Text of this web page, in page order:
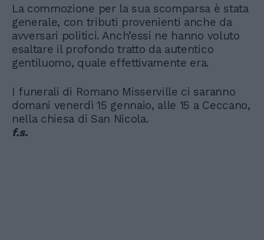
La commozione per la sua scomparsa è stata
generale, con tributi provenienti anche da
avversari politici. Anch’essi ne hanno voluto
esaltare il profondo tratto da autentico
gentiluomo, quale effettivamente era.
I funerali di Romano Misserville ci saranno
domani venerdì 15 gennaio, alle 15 a Ceccano,
nella chiesa di San Nicola.
f.s.